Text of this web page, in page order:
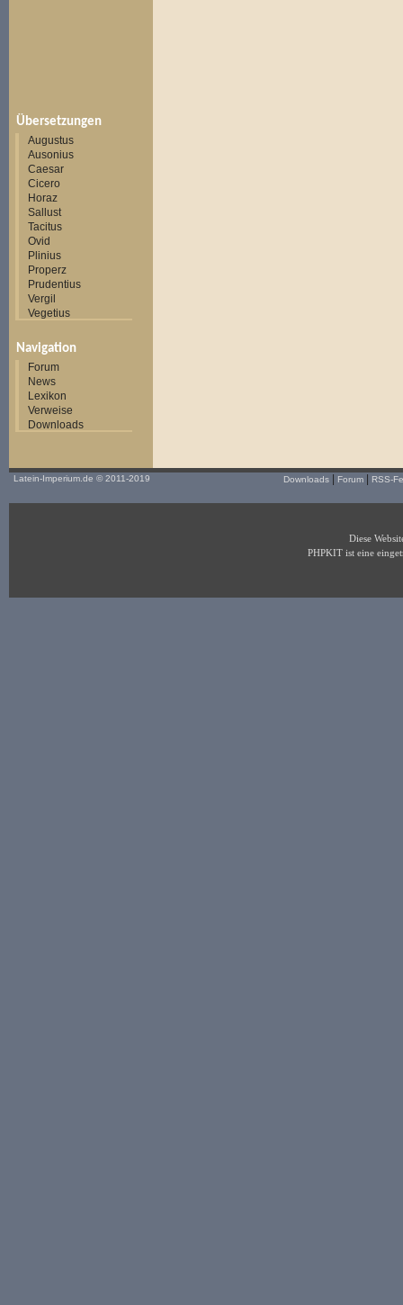
Übersetzungen
Augustus
Ausonius
Caesar
Cicero
Horaz
Sallust
Tacitus
Ovid
Plinius
Properz
Prudentius
Vergil
Vegetius
Navigation
Forum
News
Lexikon
Verweise
Downloads
Latein-Imperium.de © 2011-2019 Downloads Forum RSS-
Diese
PHPKIT ist eine